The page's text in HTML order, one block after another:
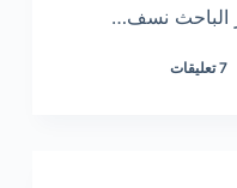
الباحث نسف…
7 تعليقات